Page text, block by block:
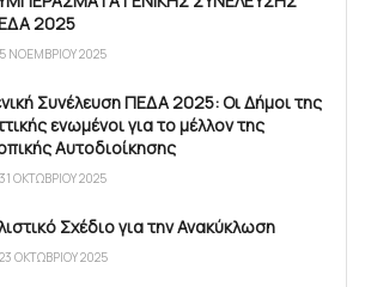
2025
5 ΝΟΕΜΒΡΊΟΥ 2025
Συνέλευση ΠΕΔΑ 2025: Οι Δήμοι της
ενωμένοι για το μέλλον της
Αυτοδιοίκησης
31 ΟΚΤΩΒΡΊΟΥ 2025
Σχέδιο για την Ανακύκλωση
23 ΟΚΤΩΒΡΊΟΥ 2025